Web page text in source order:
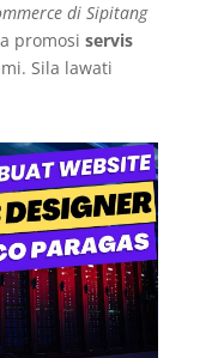
di Sipitang
promosi servis
Sila lawati